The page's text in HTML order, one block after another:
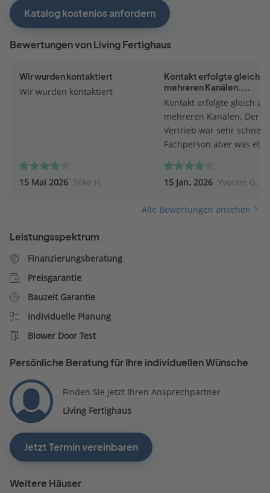
Katalog kostenlos anfordern
Bewertungen von Living Fertighaus
Wir wurden kontaktiert
Wir wurden kontaktiert
15 Mai 2026 Silke H.
Kontakt erfolgte gleich
mehreren Kanälen....
Kontakt erfolgte gleich auf
mehreren Kanälen. Der
Vertrieb war sehr schnell.
Fachperson aber was
Wir werden
keinen Termin machen -
Sinn.
15 Jan. 2026 Yvonne G.
Alle Bewertungen ansehen
Leistungsspektrum
Finanzierungsberatung
Preisgarantie
Bauzeit Garantie
Individuelle Planung
Blower Door Test
Persönliche Beratung für Ihre individuellen Wünsche
Finden Sie jetzt Ihren Ansprechpartner
Living Fertighaus
Jetzt Termin vereinbaren
Weitere Häuser